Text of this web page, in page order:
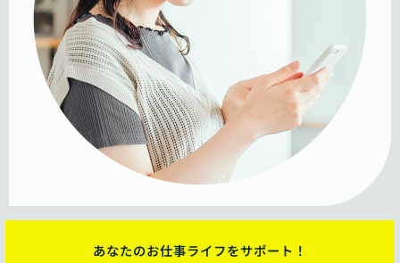
あなたのお仕事ライフをサポート！